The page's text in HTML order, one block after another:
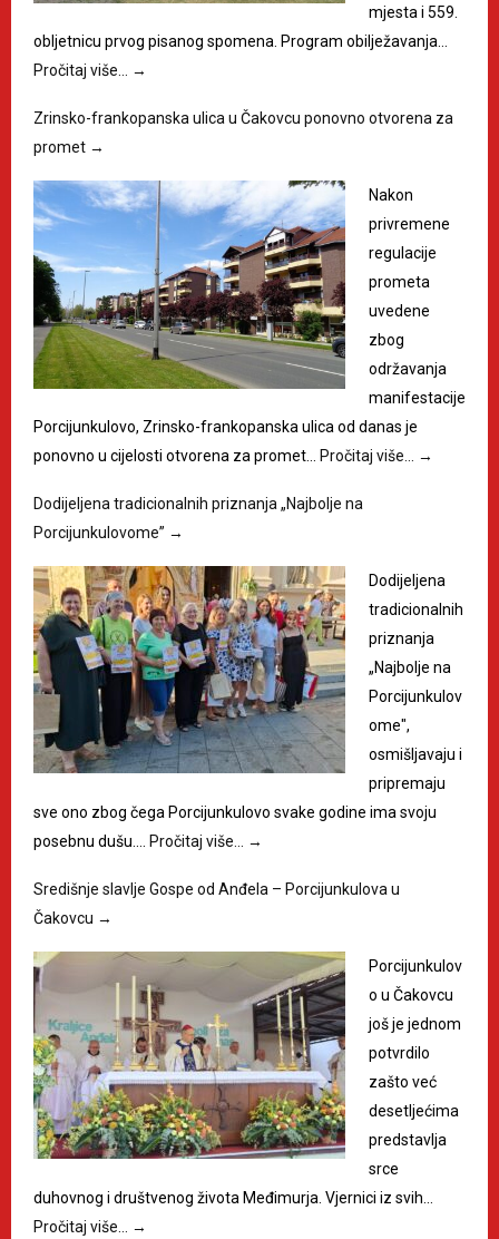
mjesta i 559.
obljetnicu prvog pisanog spomena. Program obilježavanja…
Pročitaj više…
→
Zrinsko-frankopanska ulica u Čakovcu ponovno otvorena za
promet →
Nakon
privremene
regulacije
prometa
uvedene
zbog
održavanja
manifestacije
Porcijunkulovo, Zrinsko-frankopanska ulica od danas je
ponovno u cijelosti otvorena za promet…
Pročitaj više… →
Dodijeljena tradicionalnih priznanja „Najbolje na
Porcijunkulovome” →
Dodijeljena
tradicionalnih
priznanja
„Najbolje na
Porcijunkulov
ome",
osmišljavaju i
pripremaju
sve ono zbog čega Porcijunkulovo svake godine ima svoju
posebnu dušu.…
Pročitaj više… →
Središnje slavlje Gospe od Anđela – Porcijunkulova u
Čakovcu →
Porcijunkulov
o u Čakovcu
još je jednom
potvrdilo
zašto već
desetljećima
predstavlja
srce
duhovnog i društvenog života Međimurja. Vjernici iz svih…
Pročitaj više…
→